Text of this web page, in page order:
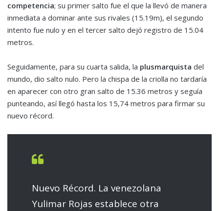
competencia; su primer salto fue el que la llevó de manera
inmediata a dominar ante sus rivales (15.19m), el segundo
intento fue nulo y en el tercer salto dejó registro de 15.04
metros.
Seguidamente, para su cuarta salida, la plusmarquista del
mundo, dio salto nulo. Pero la chispa de la criolla no tardaría
en aparecer con otro gran salto de 15.36 metros y seguía
punteando, así llegó hasta los 15,74 metros para firmar su
nuevo récord.
Nuevo Récord. La venezolana
Yulimar Rojas establece otra